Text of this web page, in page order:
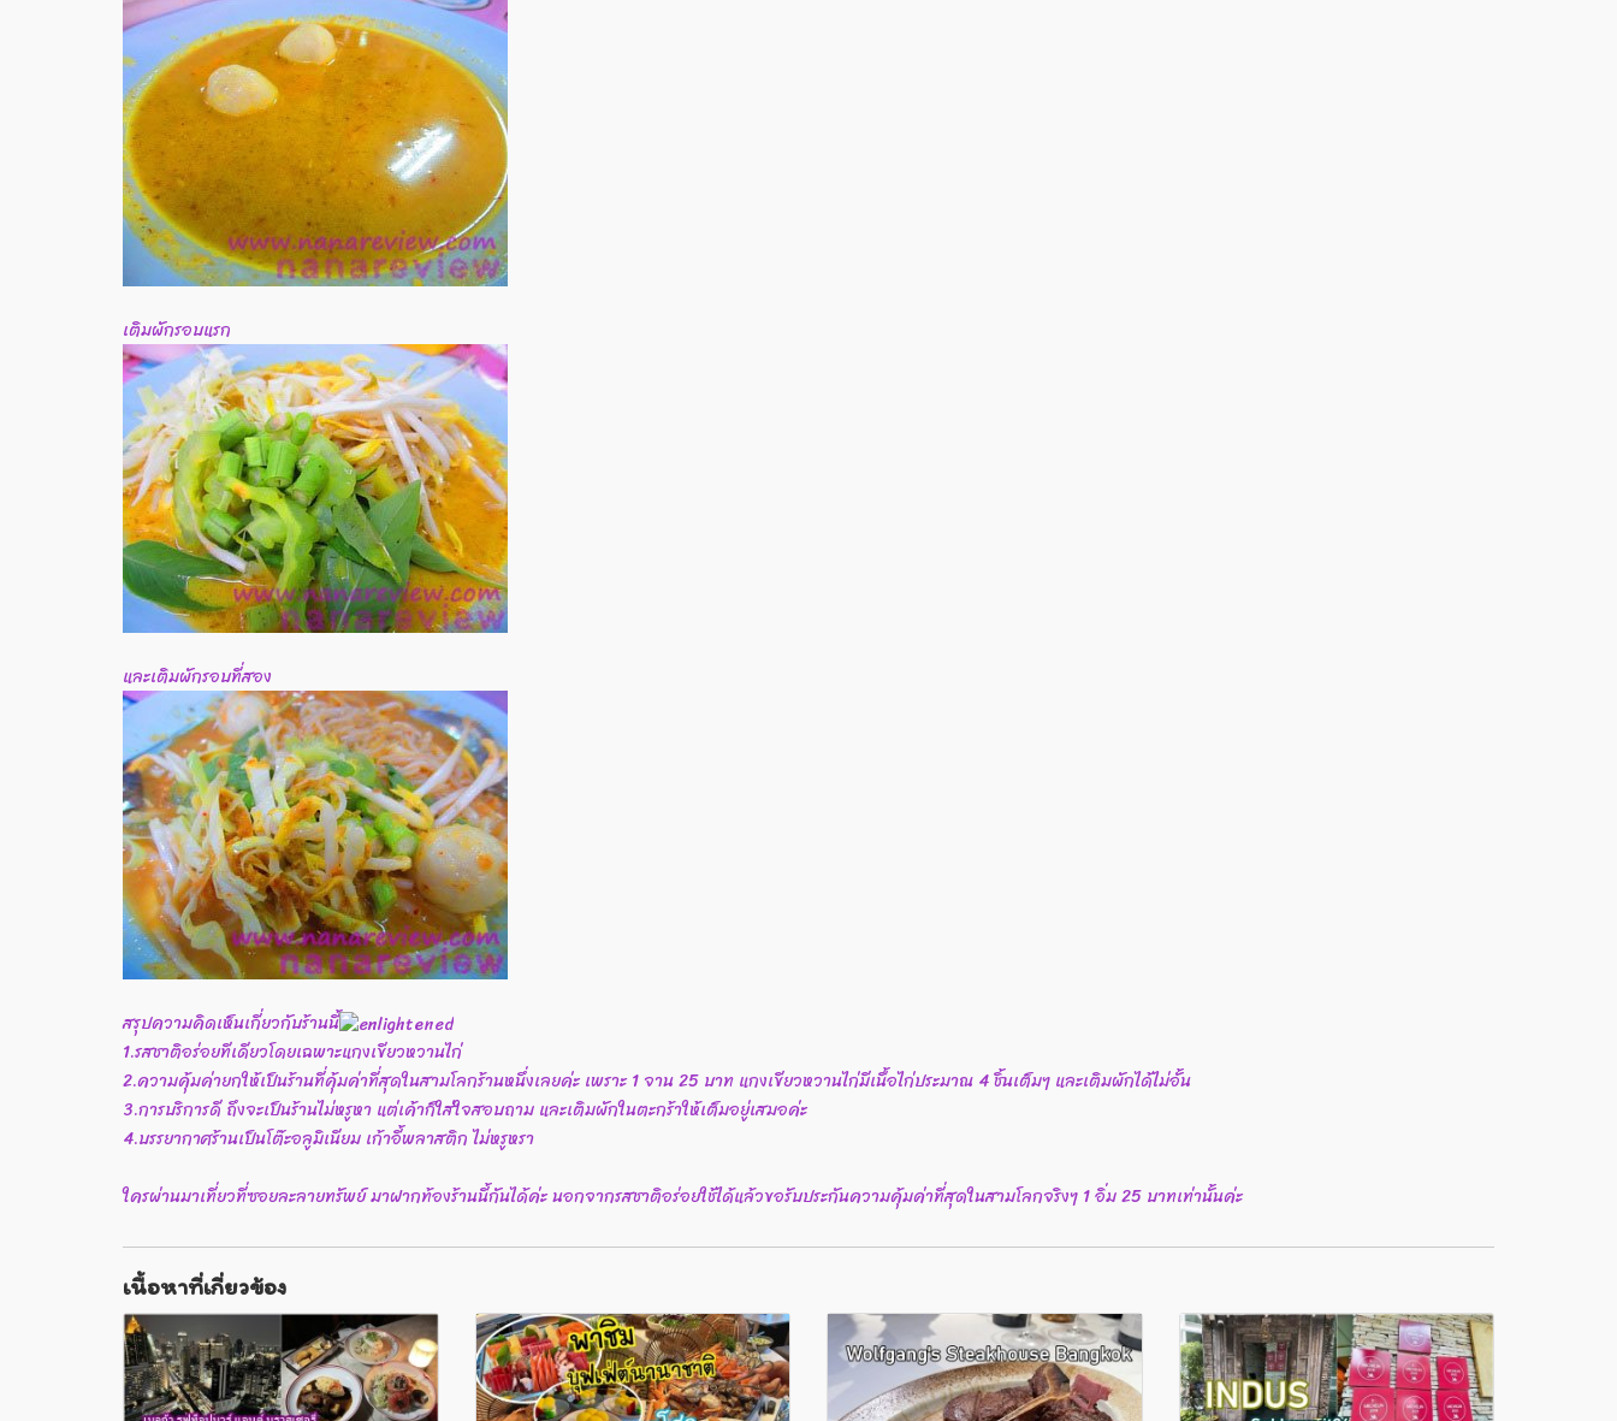
เติมผักรอบแรก
และเติมผักรอบที่สอง
สรุปความคิดเห็นเกี่ยวกับร้านนี้
1.รสชาติอร่อยทีเดียวโดยเฉพาะแกงเขียวหวานไก่
2.ความคุ้มค่ายกให้เป็นร้านที่คุ้มค่าที่สุดในสามโลกร้านหนึ่งเลยค่ะ เพราะ 1 จาน 25 บาท แกงเขียวหวานไก่มีเนื้อไก่ประมาณ 4 ชิ้นเต็มๆ และเติมผักได้ไม่อั้น
3.การบริการดี ถึงจะเป็นร้านไม่หรูหา แต่เค้าก็ใส่ใจสอบถาม และเติมผักในตะกร้าให้เต็มอยู่เสมอค่ะ
4.บรรยากาศร้านเป็นโต๊ะอลูมิเนียม เก้าอี้พลาสติก ไม่หรูหรา
ใครผ่านมาเที่ยวที่ซอยละลายทรัพย์ มาฝากท้องร้านนี้กันได้ค่ะ นอกจากรสชาติอร่อยใช้ได้แล้วขอรับประกันความคุ้มค่าที่สุดในสามโลกจริงๆ 1 อิ่ม 25 บาทเท่านั้นค่ะ
เนื้อหาที่เกี่ยวข้อง